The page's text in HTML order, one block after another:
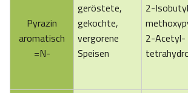
Pyrazin
aromatisch
=N-
geröstete,
gekochte,
vergorene
Speisen
2-
2-Acetyl-